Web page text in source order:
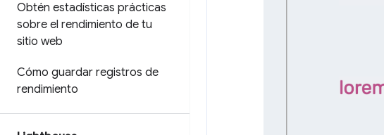
Obtén estadísticas prácticas
sobre el rendimiento de tu
sitio web
Cómo guardar registros de
rendimiento